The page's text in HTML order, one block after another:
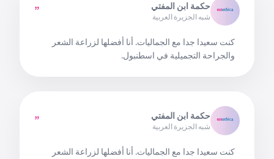
حكمة ابن المفتي
شبه الجزيرة العربية ”
كنت سعيدا جدا مع الجماليات. أنا أفضلها لزراعة الشعر
والجراحة التجميلية في اسطنبول.
حكمة ابن المفتي
شبه الجزيرة العربية ”
كنت سعيدا جدا مع الجماليات. أنا أفضلها لزراعة الشعر